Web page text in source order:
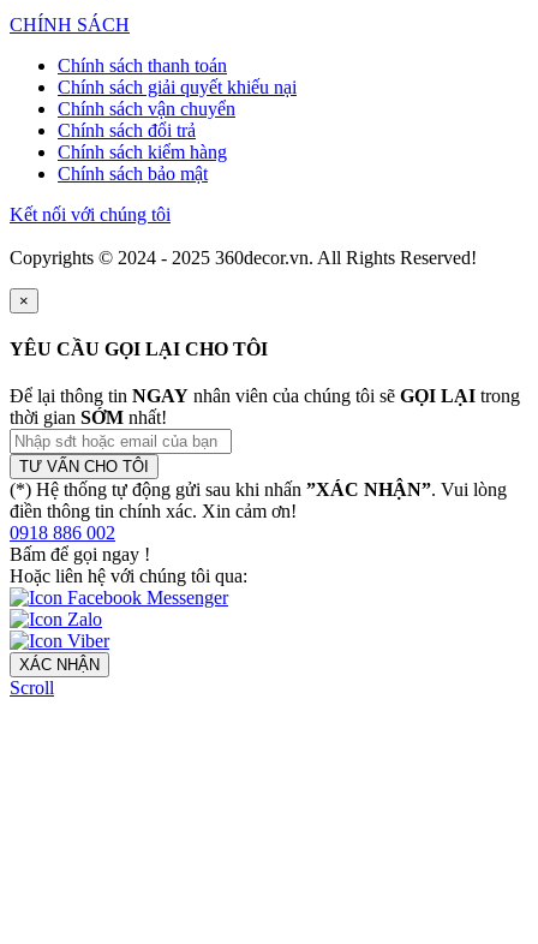
CHÍNH SÁCH
Chính sách thanh toán
Chính sách giải quyết khiếu nại
Chính sách vận chuyển
Chính sách đổi trả
Chính sách kiểm hàng
Chính sách bảo mật
Kết nối với chúng tôi
Copyrights © 2024 - 2025 360decor.vn. All Rights Reserved!
×
YÊU CẦU GỌI LẠI CHO TÔI
Để lại thông tin NGAY nhân viên của chúng tôi sẽ GỌI LẠI trong
thời gian SỚM nhất!
TƯ VẤN CHO TÔI
(*) Hệ thống tự động gửi sau khi nhấn ”XÁC NHẬN”. Vui lòng
điền thông tin chính xác. Xin cảm ơn!
0918 886 002
Bấm để gọi ngay !
Hoặc liên hệ với chúng tôi qua:
XÁC NHẬN
Scroll